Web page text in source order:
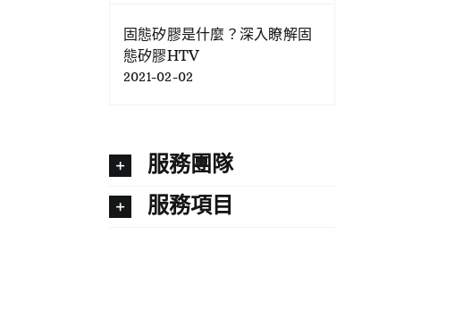
固態矽膠是什麼？深入瞭解固
態矽膠HTV
2021-02-02
服務團隊
服務項目